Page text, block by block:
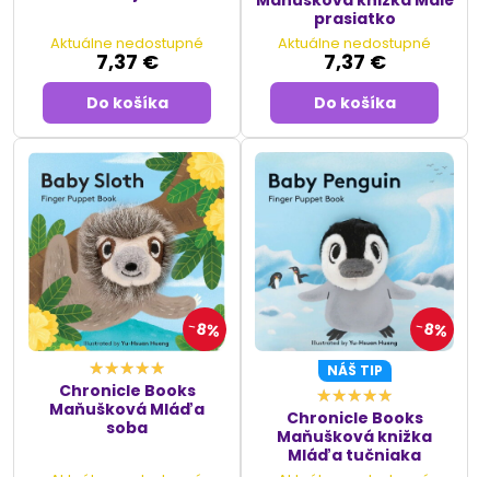
Aktuálne nedostupné
7,37 €
Do košíka
prasiatko
Aktuálne nedostupné
7,37 €
Do košíka
8%
Chronicle Books
Maňušková Mláďa
soba
8%
NÁŠ TIP
Chronicle Books
Maňušková knižka
Mláďa tučniaka